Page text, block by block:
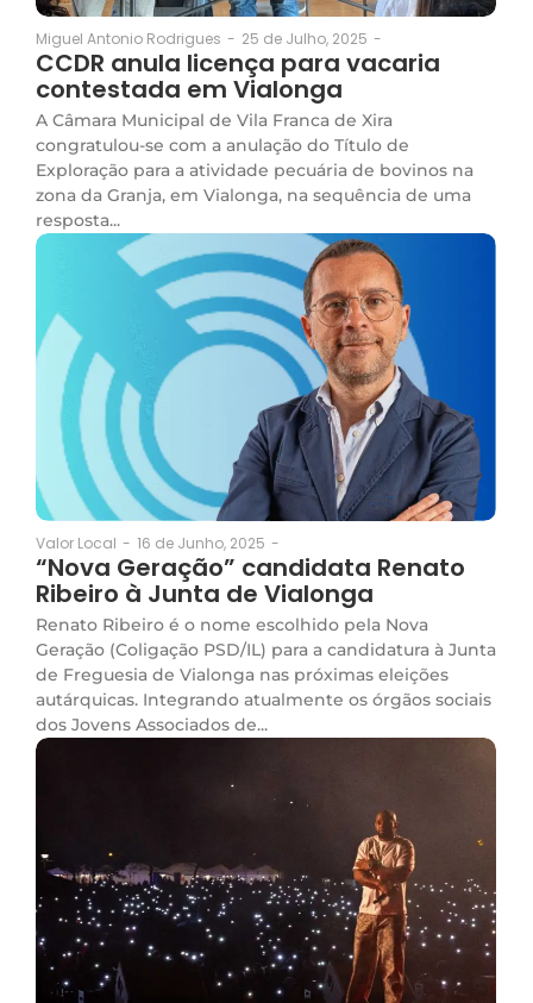
Miguel Antonio Rodrigues - 25 de Julho, 2025 -
CCDR anula licença para vacaria
contestada em Vialonga
A Câmara Municipal de Vila Franca de Xira
congratulou-se com a anulação do Título de
Exploração para a atividade pecuária de bovinos na
zona da Granja, em Vialonga, na sequência de uma
resposta...
Valor Local - 16 de Junho, 2025 -
“Nova Geração” candidata Renato
Ribeiro à Junta de Vialonga
Renato Ribeiro é o nome escolhido pela Nova
Geração (Coligação PSD/IL) para a candidatura à Junta
de Freguesia de Vialonga nas próximas eleições
autárquicas. Integrando atualmente os órgãos sociais
dos Jovens Associados de...